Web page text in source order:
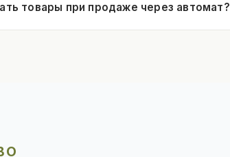
товары при продаже через автомат?